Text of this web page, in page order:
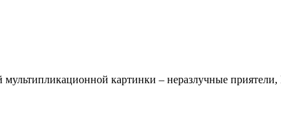
картинки – неразлучные